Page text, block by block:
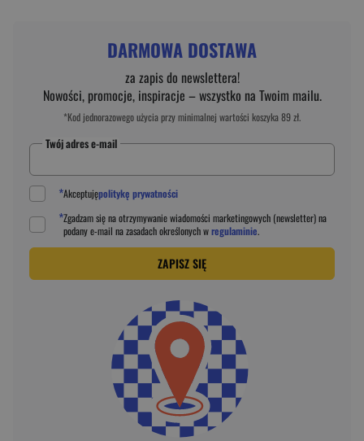
DARMOWA DOSTAWA
za zapis do newslettera!
Nowości, promocje, inspiracje – wszystko na Twoim mailu.
*Kod jednorazowego użycia przy minimalnej wartości koszyka 89 zł.
Twój adres e-mail
*Akceptujępolitykę prywatności
*Zgadzam się na otrzymywanie wiadomości marketingowych (newsletter) na
podanye-mail na zasadach określonych wregulaminie.
ZAPISZ SIĘ